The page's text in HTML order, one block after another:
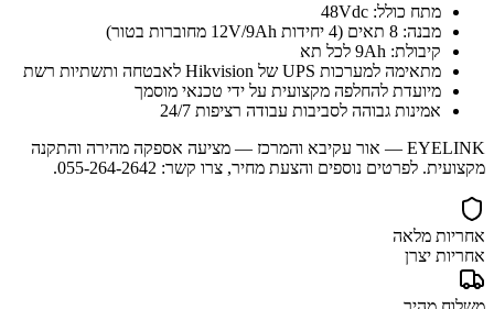
מתח כולל: 48Vdc
מבנה: 8 תאים (4 יחידות 12V/9Ah מחוברות בטור)
קיבולת: 9Ah לכל תא
מתאימה למערכות UPS של Hikvision לאבטחה ותשתיות רשת
מיועדת להחלפה מקצועית על ידי טכנאי מוסמך
אמינות גבוהה לסביבות עבודה רציפות 24/7
EYELINK — אור עקיבא והמרכז — מציעה אספקה מהירה והתקנה
מקצועית. לפרטים נוספים והצעת מחיר, צרו קשר: 055-264-2642.
אחריות מלאה
אחריות יצרן